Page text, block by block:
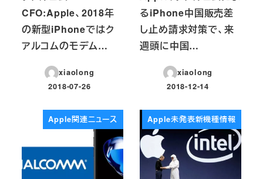
CFO:Apple、2018年
の新型iPhoneではク
アルコムのモデム…
xiaolong
投稿日
2018-07-26
るiPhone中国販売差
し止め請求対策で、来
週頭に中国…
xiaolong
投稿日
2018-12-14
Apple関連ニュース Apple未発表新機種情報